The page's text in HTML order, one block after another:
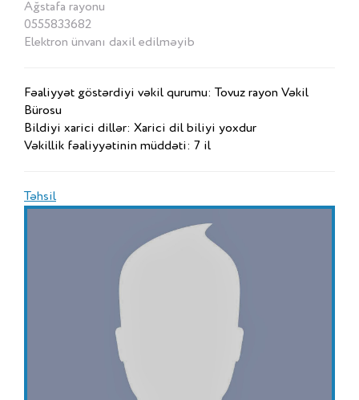
Ağstafa rayonu
0555833682
Elektron ünvanı daxil edilməyib
Fəaliyyət göstərdiyi vəkil qurumu: Tovuz rayon Vəkil
Bürosu
Bildiyi xarici dillər: Xarici dil biliyi yoxdur
Vəkillik fəaliyyətinin müddəti: 7 il
Təhsil